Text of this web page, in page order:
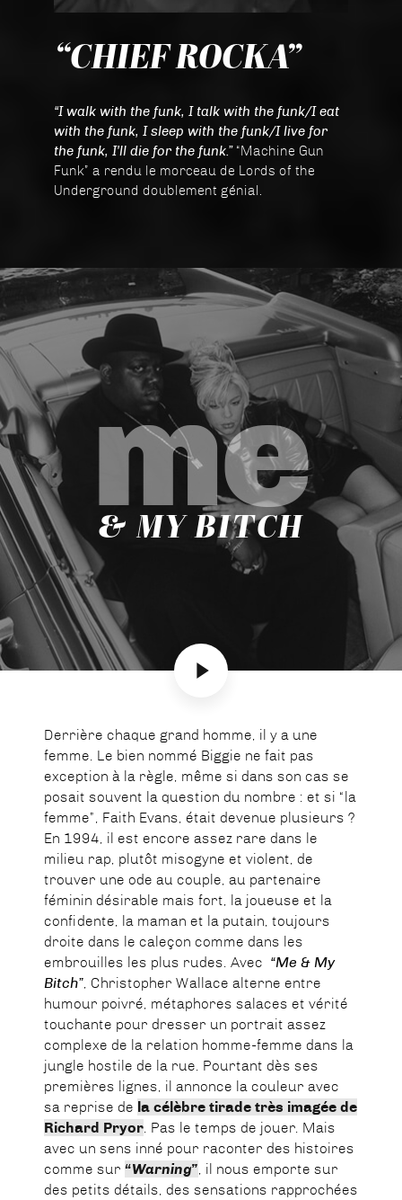
“CHIEF ROCKA”
“I walk with the funk, I talk with the funk/I eat
with the funk, I sleep with the funk/I live for
the funk, I'll die for the funk.”“Machine Gun
Funk” a rendu le morceau de Lords of the
Underground doublement génial.
me
& MY BITCH
Derrière chaque grand homme, il y a une
femme. Le bien nommé Biggie ne fait pas
exception à la règle, même si dans son cas se
posait souvent la question du nombre : et si “la
femme”, Faith Evans, était devenue plusieurs ?
En 1994, il est encore assez rare dans le
milieu rap, plutôt misogyne et violent, de
trouver une ode au couple, au partenaire
féminin désirable mais fort, la joueuse et la
confidente, la maman et la putain, toujours
droite dans le caleçon comme dans les
embrouilles les plus rudes. Avec “Me & My
Bitch” , Christopher Wallace alterne entre
humour poivré, métaphores salaces et vérité
touchante pour dresser un portrait assez
complexe de la relation homme-femme dans la
jungle hostile de la rue. Pourtant dès ses
premières lignes, il annonce la couleur avec
sa reprise de la célèbre tirade très imagée de
Richard Pryor . Pas le temps de jouer. Mais
avec un sens inné pour raconter des histoires
comme sur “Warning” , il nous emporte sur
des petits détails, des sensations rapprochées